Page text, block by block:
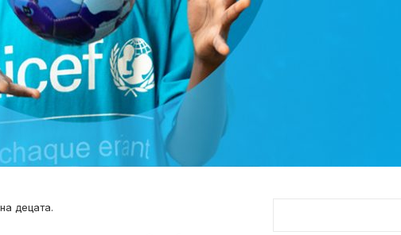
децата.